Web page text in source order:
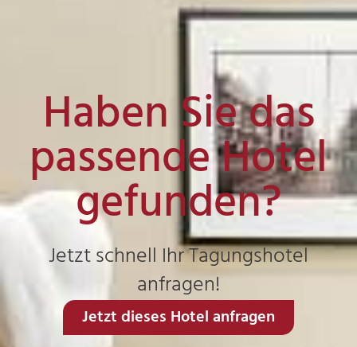
Haben Sie das
passende Hotel
gefunden?
Jetzt schnell Ihr Tagungshotel
anfragen!
Jetzt dieses Hotel anfragen